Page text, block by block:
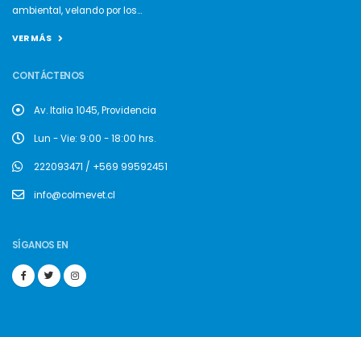
ambiental, velando por los...
VER MÁS
CONTÁCTENOS
Av. Italia 1045, Providencia
Lun - Vie: 9:00 - 18:00 hrs.
222093471 / +569 99592451
info@colmevet.cl
SÍGANOS EN